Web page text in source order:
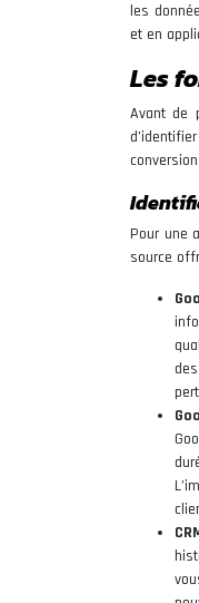
les
et en
Les
Avant de
Pour une
source